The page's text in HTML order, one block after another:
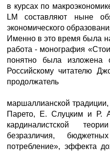
в курсах по
LM составляют ныне
экономического
Именно в это время была
работа - монография
понятно была изложена
Российскому читателю
продолжатель
маршаллианской
Парето, Е. Слуцким и Р.
кардиналистской
безразличия,
потребление», эффекта